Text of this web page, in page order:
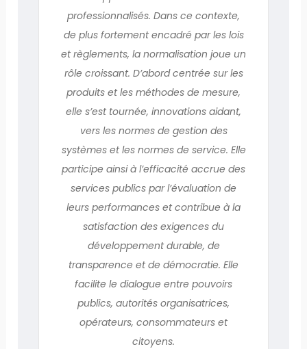
professionnalisés. Dans ce contexte,
de plus fortement encadré par les lois
et règlements, la normalisation joue un
rôle croissant. D’abord centrée sur les
produits et les méthodes de mesure,
elle s’est tournée, innovations aidant,
vers les normes de gestion des
systèmes et les normes de service. Elle
participe ainsi à l’efficacité accrue des
services publics par l’évaluation de
leurs performances et contribue à la
satisfaction des exigences du
développement durable, de
transparence et de démocratie. Elle
facilite le dialogue entre pouvoirs
publics, autorités organisatrices,
opérateurs, consommateurs et
citoyens.